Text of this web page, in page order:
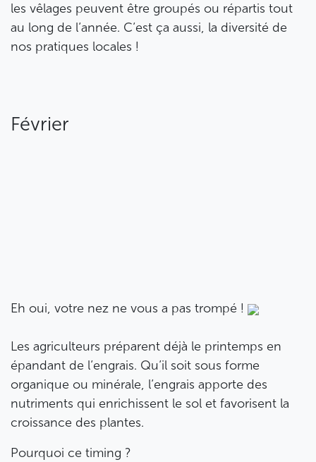
les vêlages peuvent être groupés ou répartis tout
au long de l’année. C’est ça aussi, la diversité de
nos pratiques locales !
Février
Eh oui, votre nez ne vous a pas trompé !
Les agriculteurs préparent déjà le printemps en
épandant de l’engrais. Qu’il soit sous forme
organique ou minérale, l’engrais apporte des
nutriments qui enrichissent le sol et favorisent la
croissance des plantes.
Pourquoi ce timing ?